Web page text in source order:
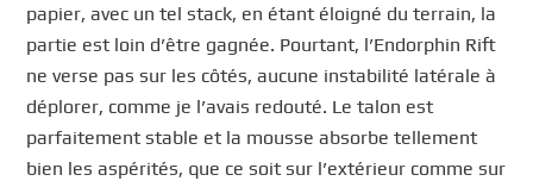
papier, avec un tel stack, en étant éloigné du terrain, la
partie est loin d’être gagnée. Pourtant, l’Endorphin Rift
ne verse pas sur les côtés, aucune instabilité latérale à
déplorer, comme je l’avais redouté. Le talon est
parfaitement stable et la mousse absorbe tellement
bien les aspérités, que ce soit sur l’extérieur comme sur